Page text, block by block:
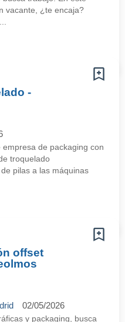
vacante, ¿te encaja?
-
de packaging con
troquelado
pilas a las máquinas
offset
02/05/2026
y packaging, busca